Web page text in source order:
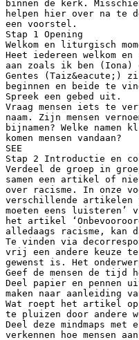
binnen de kerk.
helpen hier over na te
een voorstel.
Stap 1 Opening
Welkom en liturgisch
Heet iedereen welkom
aan zoals ik ben (Iona)
Gentes (Taiz&eacute;)
beginnen en beide te
Spreek een gebed uit.
Vraag mensen iets te
naam. Zijn mensen
bijnamen? Welke namen
komen mensen vandaan?
SEE
Stap 2 Introductie en
Verdeel de groep in
samen een artikel of
over racisme. In onze
verschillende artikelen
moeten eens
het artikel
alledaags racisme, kan
Te vinden via
vrij een andere keuze te
gewenst is. Het
Geef de mensen de
Deel papier en pennen
maken naar aanleiding
Wat roept het artikel
te pluizen door andere
Deel deze mindmaps
verkennen hoe mensen